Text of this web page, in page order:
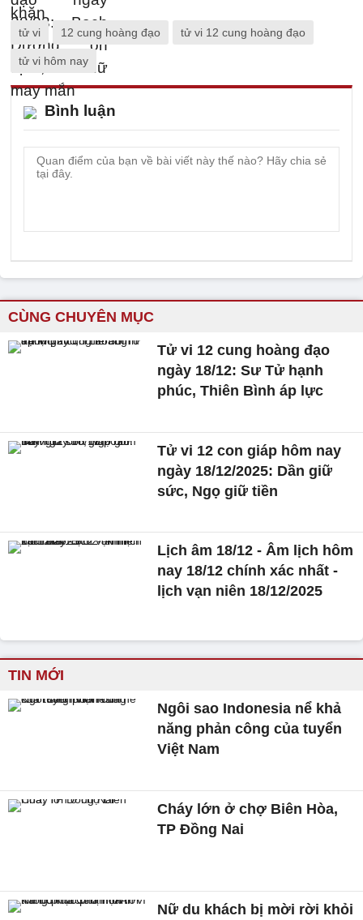
tử vi 12 cung hoàng đạo tử vi 12 cung hoàng đạo
tử vi hôm nay
Bình luận
CÙNG CHUYÊN MỤC
Tử vi 12 cung hoàng đạo
ngày 18/12: Sư Tử hạnh
phúc, Thiên Bình áp lực
Tử vi 12 con giáp hôm nay
ngày 18/12/2025: Dần giữ
sức, Ngọ giữ tiền
Lịch âm 18/12 - Âm lịch hôm
nay 18/12 chính xác nhất -
lịch vạn niên 18/12/2025
TIN MỚI
Ngôi sao Indonesia nể khả
năng phản công của tuyển
Việt Nam
Cháy lớn ở chợ Biên Hòa,
TP Đồng Nai
Nữ du khách bị mời rời khỏi